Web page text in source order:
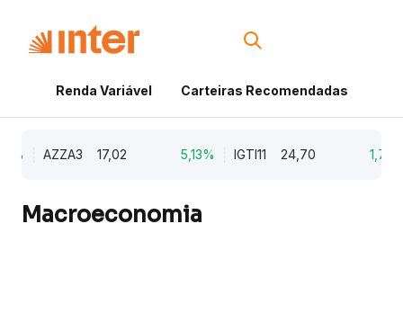
Renda Variável Carteiras Recomendadas
AZZA3 17,02 5,13% IGTI11 24,70 1,77%
Macroeconomia